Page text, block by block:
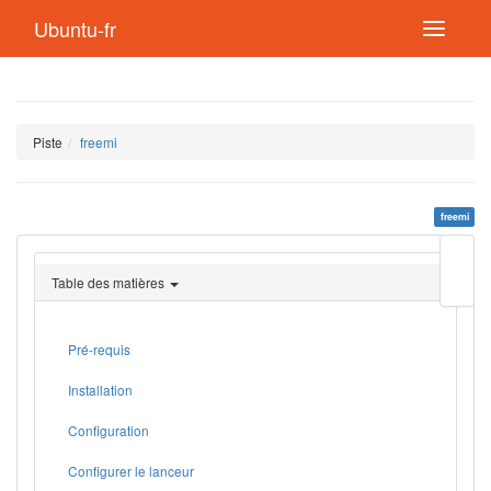
Ubuntu-fr
Piste freemi
freemi
page
Table des matières
Pré-requis
Installation
Configuration
Configurer le lanceur